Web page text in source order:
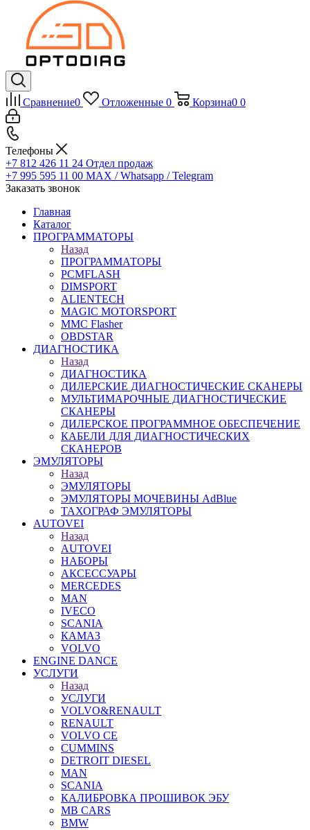
Сравнение0 Отложенные 0 Корзина0 0
Телефоны
+7 812 426 11 24 Отдел продаж
+7 995 595 11 00 MAX / Whatsapp / Telegram
Заказать звонок
Главная
Каталог
ПРОГРАММАТОРЫ
Назад
ПРОГРАММАТОРЫ
PCMFLASH
DIMSPORT
ALIENTECH
MAGIC MOTORSPORT
MMC Flasher
OBDSTAR
ДИАГНОСТИКА
Назад
ДИАГНОСТИКА
ДИЛЕРСКИЕ ДИАГНОСТИЧЕСКИЕ СКАНЕРЫ
МУЛЬТИМАРОЧНЫЕ ДИАГНОСТИЧЕСКИЕ
СКАНЕРЫ
ДИЛЕРСКОЕ ПРОГРАММНОЕ ОБЕСПЕЧЕНИЕ
КАБЕЛИ ДЛЯ ДИАГНОСТИЧЕСКИХ
СКАНЕРОВ
ЭМУЛЯТОРЫ
Назад
ЭМУЛЯТОРЫ
ЭМУЛЯТОРЫ МОЧЕВИНЫ АdBlue
ТАХОГРАФ ЭМУЛЯТОРЫ
AUTOVEI
Назад
AUTOVEI
НАБОРЫ
АКСЕССУАРЫ
MERCEDES
MAN
IVECO
SCANIA
КАМАЗ
VOLVO
ENGINE DANCE
УСЛУГИ
Назад
УСЛУГИ
VOLVO&RENAULT
RENAULT
VOLVO CE
CUMMINS
DETROIT DIESEL
MAN
SCANIA
КАЛИБРОВКА ПРОШИВОК ЭБУ
MB CARS
BMW